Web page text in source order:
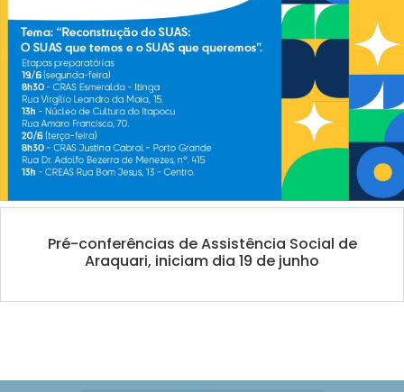
Pré-conferências de Assistência Social de
Araquari, iniciam dia 19 de junho